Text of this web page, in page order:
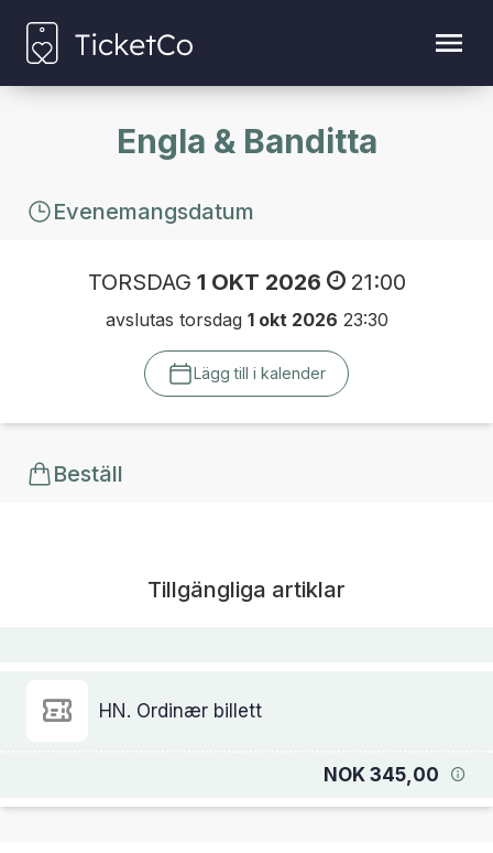
Engla & Banditta
Evenemangsdatum
TORSDAG 1 OKT 2026 21:00
avslutas torsdag 1 okt 2026 23:30
Lägg till i kalender
Beställ
Tillgängliga artiklar
HN. Ordinær billett
NOK 345,00